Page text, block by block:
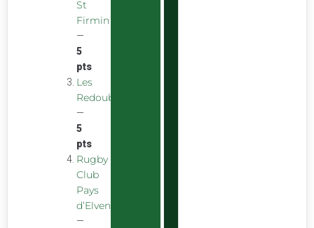
St
Firmin
—
5
pts
Les
Redoubstables
—
5
pts
Rugby
Club
Pays
d’Elven
—